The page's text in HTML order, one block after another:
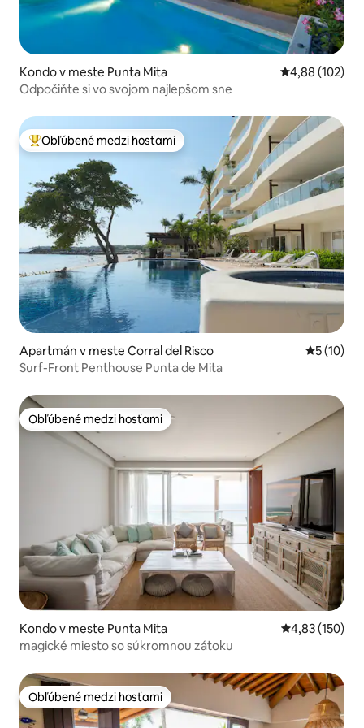
Kondo v meste Punta Mita Priemerné
4,88 (102)
Odpočiňte si vo svojom najlepšom sne
Najobľúbenejšie medzi hosťami
Obľúbené medzi hosťami
Apartmán v meste Corral del Risco
5 (10)
Surf-Front Penthouse Punta de Mita
Obľúbené medzi hosťami
Obľúbené medzi hosťami
Kondo v meste Punta Mita Priemerné
4,83 (150)
magické miesto so súkromnou zátoku
Obľúbené medzi hosťami
Obľúbené medzi hosťami